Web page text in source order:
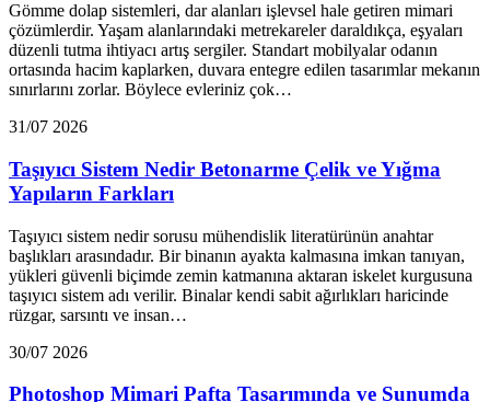
Gömme dolap sistemleri, dar alanları işlevsel hale getiren mimari
çözümlerdir. Yaşam alanlarındaki metrekareler daraldıkça, eşyaları
düzenli tutma ihtiyacı artış sergiler. Standart mobilyalar odanın
ortasında hacim kaplarken, duvara entegre edilen tasarımlar mekanın
sınırlarını zorlar. Böylece evleriniz çok…
31/07 2026
Taşıyıcı Sistem Nedir Betonarme Çelik ve Yığma
Yapıların Farkları
Taşıyıcı sistem nedir sorusu mühendislik literatürünün anahtar
başlıkları arasındadır. Bir binanın ayakta kalmasına imkan tanıyan,
yükleri güvenli biçimde zemin katmanına aktaran iskelet kurgusuna
taşıyıcı sistem adı verilir. Binalar kendi sabit ağırlıkları haricinde
rüzgar, sarsıntı ve insan…
30/07 2026
Photoshop Mimari Pafta Tasarımında ve Sunumda